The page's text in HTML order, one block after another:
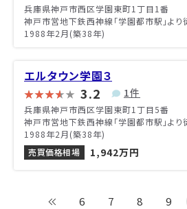
兵庫県神戸市西区学園東町1丁目1番
神戸市営地下鉄西神線「学園都市駅」より
1988年2月(築38年)
エルタウン学園３
3.2 1件
兵庫県神戸市西区学園東町1丁目5番
神戸市営地下鉄西神線「学園都市駅」より
1988年2月(築38年)
売買価格相場
1,942万円
6 7 8 9